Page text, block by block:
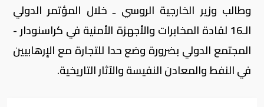
وطالب وزير الخارجية الروسي ـ خلال المؤتمر الدولي
الـ16 لقادة المخابرات والأجهزة الأمنية في كراسنودار -
المجتمع الدولي بضرورة وضع حدا للتجارة مع الإرهابيين
في النفط والمعادن النفيسة والآثار التاريخية.